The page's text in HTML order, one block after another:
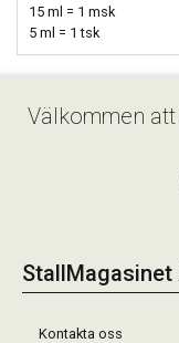
15 ml = 1 msk
5 ml = 1 tsk
Välkommen
StallMagasinet
Kontakta oss